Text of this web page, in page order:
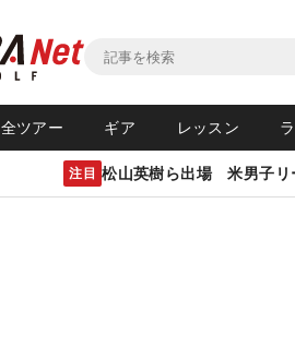
全ツアー ギア レッスン
注目 松山英樹ら出場 米男子リ